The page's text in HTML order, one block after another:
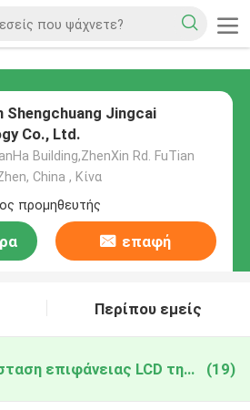
Shengchuang Jingcai
Co., Ltd.
Building,ZhenXin Rd. FuTian
China , Κίνα
προμηθευτής
επαφή
Περίπου εμείς
Κίνα Αντικατάσταση επιφάνειας LCD της Microsoft (19)